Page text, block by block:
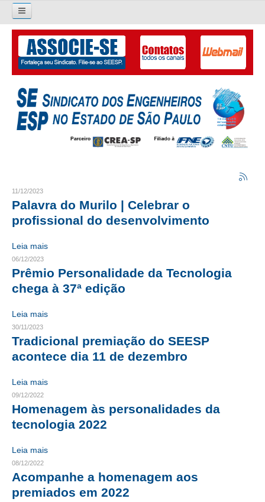
Pesquisar...
O SINDICATO
APRESENTAÇÃO
PALAVRA DO PRESIDENTE
LIVRO GESTÃO 2026-2029
ORGANOGRAMA
CRESCE BRASIL
CONSELHO TECNOLÓGICO
COMPOSIÇÃO
CONSELHOS ASSESSORES
PERSONALIDADES DA TECNOLOGIA
NÚCLEO DA MULHER ENGENHEIRA
TRANSPARÊNCIA
JURÍDICO
11/12/2023
Palavra do Murilo | Celebrar o
profissional do desenvolvimento
Leia mais
06/12/2023
Prêmio Personalidade da Tecnologia
chega à 37ª edição
Leia mais
30/11/2023
Tradicional premiação do SEESP
acontece dia 11 de dezembro
Leia mais
09/12/2022
Homenagem às personalidades da
tecnologia 2022
Leia mais
08/12/2022
Acompanhe a homenagem aos
premiados em 2022